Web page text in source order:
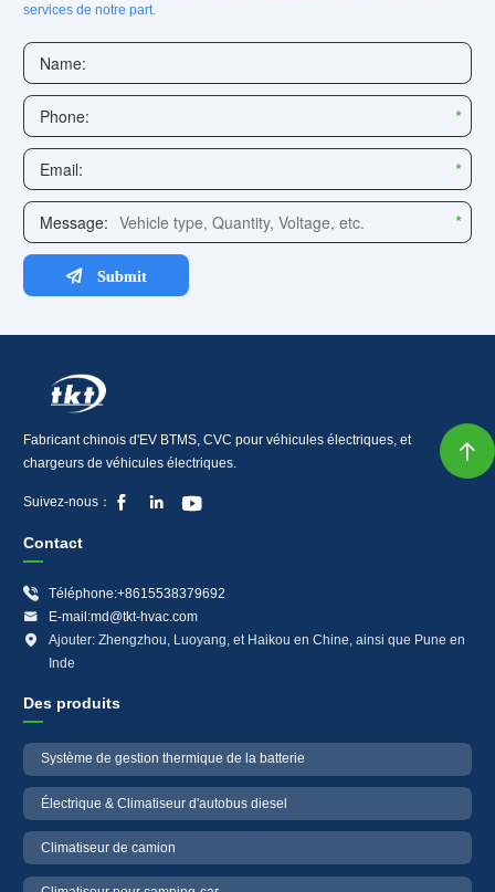

services de notre part.
Fabricant chinois d'EV BTMS, CVC pour véhicules électriques, et
chargeurs de véhicules électriques.
Suivez-nous：   
Contact

Téléphone:+8615538379692

E-mail:md@tkt-hvac.com

Ajouter: Zhengzhou, Luoyang, et Haikou en Chine, ainsi que Pune en
Inde
Des produits
Système de gestion thermique de la batterie
Électrique & Climatiseur d'autobus diesel
Climatiseur de camion